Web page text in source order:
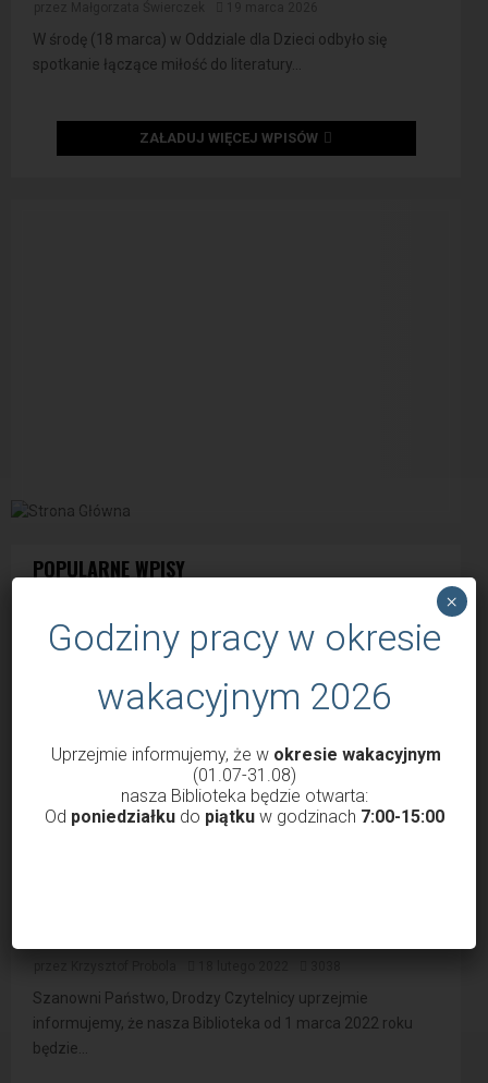
W środę (18 marca) w Oddziale dla Dzieci odbyło się
spotkanie łączące miłość do literatury...
ZAŁADUJ WIĘCEJ WPISÓW
POPULARNE WPISY
Szanowni Państwo, Drodzy Czytelnicy uprzejmie
informujemy, że nasza Biblioteka od 1 marca 2022 roku
będzie...
Godziny pracy w okresie
wakacyjnym 2026
Uprzejmie informujemy, że w okresie wakacyjnym
(01.07-31.08)
nasza Biblioteka będzie otwarta:
Od poniedziałkudo piątkuw godzinach 7:00-15:00
×